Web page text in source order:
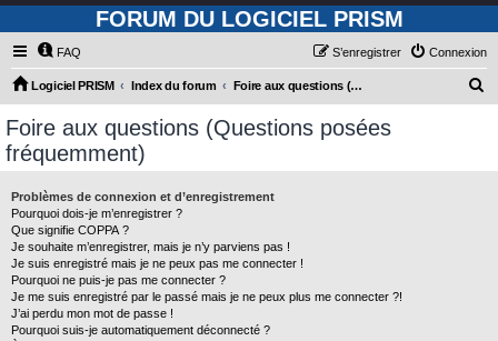
FORUM DU LOGICIEL PRISM
FAQ Connexion
S’enregistrer
Logiciel PRISM Index du forum Foire aux questions (Questions posées fréquemment)
Foire aux questions (Questions posées
fréquemment)
Problèmes de connexion et d’enregistrement
Pourquoi dois-je m’enregistrer ?
Que signifie COPPA ?
Je souhaite m’enregistrer, mais je n’y parviens pas !
Je suis enregistré mais je ne peux pas me connecter !
Pourquoi ne puis-je pas me connecter ?
Je me suis enregistré par le passé mais je ne peux plus me connecter ?!
J’ai perdu mon mot de passe !
Pourquoi suis-je automatiquement déconnecté ?